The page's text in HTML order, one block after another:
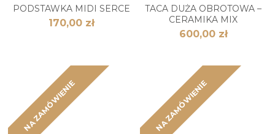
PODSTAWKA MIDI SERCE
170,00 zł
TACA DUŻA OBROTOWA –
CERAMIKA MIX
600,00 zł
NA ZAMÓWIENIE NA ZAMÓWIENIE